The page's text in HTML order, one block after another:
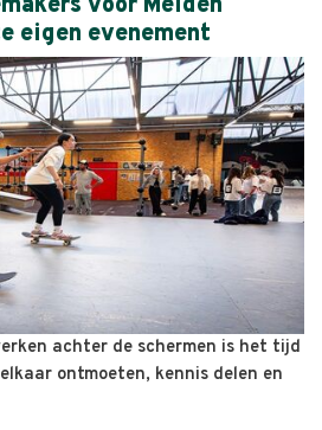
voor Meiden
eigen evenement
achter de schermen is het tijd
ontmoeten, kennis delen en